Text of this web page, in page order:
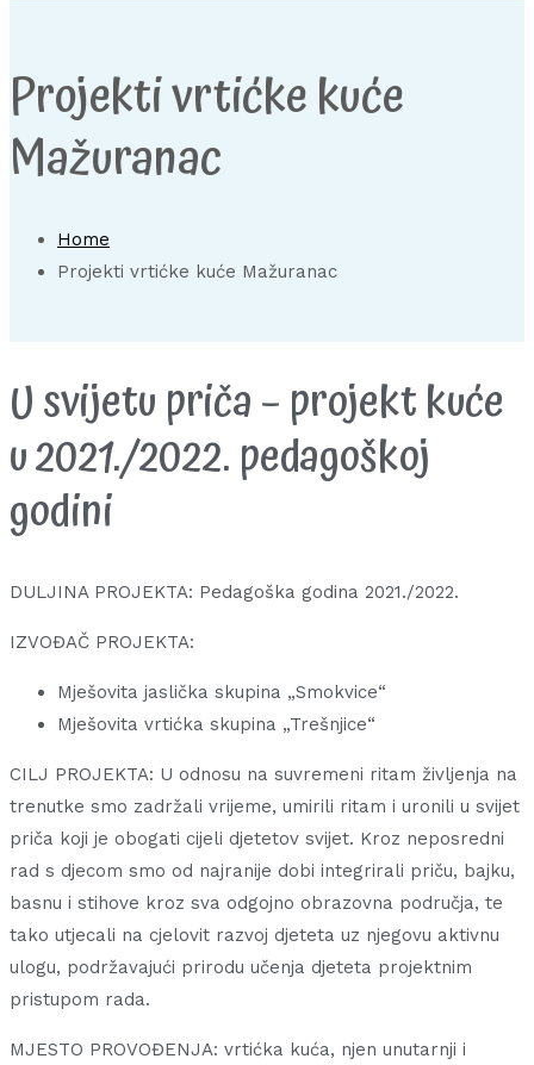
Projekti vrtićke kuće
Mažuranac
Home
Projekti vrtićke kuće Mažuranac
U svijetu priča – projekt kuće
u 2021./2022. pedagoškoj
godini
DULJINA PROJEKTA: Pedagoška godina 2021./2022.
IZVOĐAČ PROJEKTA:
Mješovita jaslička skupina „Smokvice“
Mješovita vrtićka skupina „Trešnjice“
CILJ PROJEKTA: U odnosu na suvremeni ritam življenja na
trenutke smo zadržali vrijeme, umirili ritam i uronili u svijet
priča koji je obogati cijeli djetetov svijet. Kroz neposredni
rad s djecom smo od najranije dobi integrirali priču, bajku,
basnu i stihove kroz sva odgojno obrazovna područja, te
tako utjecali na cjelovit razvoj djeteta uz njegovu aktivnu
ulogu, podržavajući prirodu učenja djeteta projektnim
pristupom rada.
MJESTO PROVOĐENJA: vrtićka kuća, njen unutarnji i